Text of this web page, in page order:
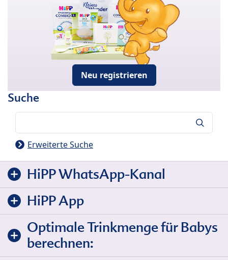
Neu registrieren
Suche
Erweiterte Suche
HiPP WhatsApp-Kanal
HiPP App
Optimale Trinkmenge für Babys
berechnen: